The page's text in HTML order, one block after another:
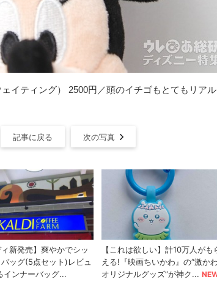
イティング） 2500円／頭のイチゴもとてもリアル
記事に戻る 次の写真